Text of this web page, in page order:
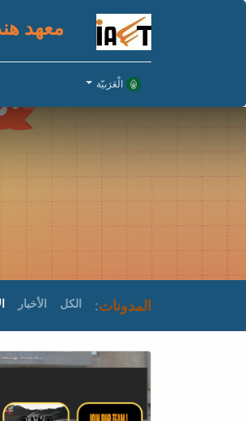
معهد
الْعَرَبيّة
المدونات: الكل الأخبار